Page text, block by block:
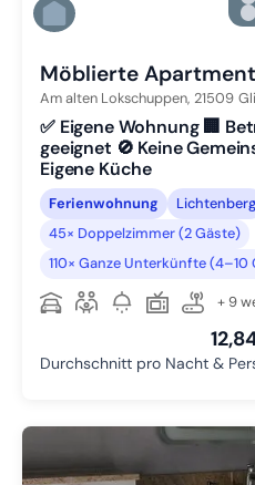
Möblierte
Am alten Lokschuppen, 21509
✅ Eigene Wohnung 🏢
geeignet 🚫 Keine
Eigene Küche
Ferienwohnung
Lichtenberg
45× Doppelzimmer (2 Gäste)
110× Ganze Unterkünfte (4–10
+ 9
Durchschnitt pro Nacht &